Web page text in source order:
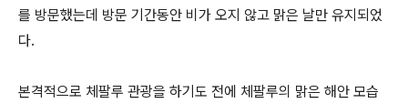
를 방문했는데 방문 기간동안 비가 오지 않고 맑은 날만 유지되었
다.
본격적으로 체팔루 관광을 하기도 전에 체팔루의 맑은 해안 모습